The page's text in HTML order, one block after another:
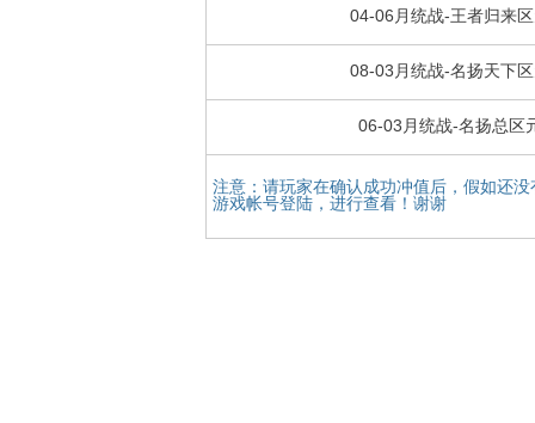
04-06月统战-王者归来
08-03月统战-名扬天下
06-03月统战-名扬总区
注意：请玩家在确认成功冲值后，假如还
游戏帐号登陆，进行查看！谢谢